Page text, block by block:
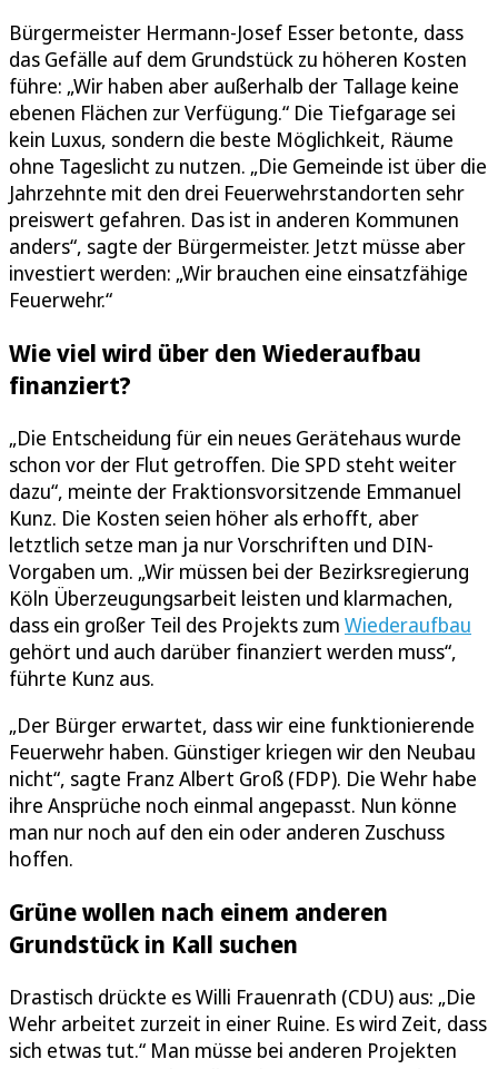
Bürgermeister Hermann-Josef Esser betonte, dass
das Gefälle auf dem Grundstück zu höheren Kosten
führe: „Wir haben aber außerhalb der Tallage keine
ebenen Flächen zur Verfügung.“ Die Tiefgarage sei
kein Luxus, sondern die beste Möglichkeit, Räume
ohne Tageslicht zu nutzen. „Die Gemeinde ist über die
Jahrzehnte mit den drei Feuerwehrstandorten sehr
preiswert gefahren. Das ist in anderen Kommunen
anders“, sagte der Bürgermeister. Jetzt müsse aber
investiert werden: „Wir brauchen eine einsatzfähige
Feuerwehr.“
Wie viel wird über den Wiederaufbau
finanziert?
„Die Entscheidung für ein neues Gerätehaus wurde
schon vor der Flut getroffen. Die SPD steht weiter
dazu“, meinte der Fraktionsvorsitzende Emmanuel
Kunz. Die Kosten seien höher als erhofft, aber
letztlich setze man ja nur Vorschriften und DIN-
Vorgaben um. „Wir müssen bei der Bezirksregierung
Köln Überzeugungsarbeit leisten und klarmachen,
dass ein großer Teil des Projekts zum Wiederaufbau
gehört und auch darüber finanziert werden muss“,
führte Kunz aus.
„Der Bürger erwartet, dass wir eine funktionierende
Feuerwehr haben. Günstiger kriegen wir den Neubau
nicht“, sagte Franz Albert Groß (FDP). Die Wehr habe
ihre Ansprüche noch einmal angepasst. Nun könne
man nur noch auf den ein oder anderen Zuschuss
hoffen.
Grüne wollen nach einem anderen
Grundstück in Kall suchen
Drastisch drückte es Willi Frauenrath (CDU) aus: „Die
Wehr arbeitet zurzeit in einer Ruine. Es wird Zeit, dass
sich etwas tut.“ Man müsse bei anderen Projekten